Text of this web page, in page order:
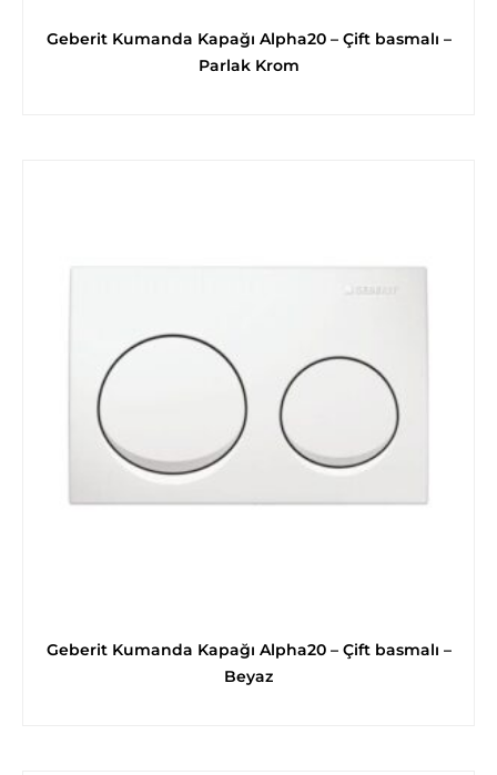
Geberit Kumanda Kapağı Alpha20 – Çift basmalı –
Parlak Krom
Geberit Kumanda Kapağı Alpha20 – Çift basmalı –
Beyaz